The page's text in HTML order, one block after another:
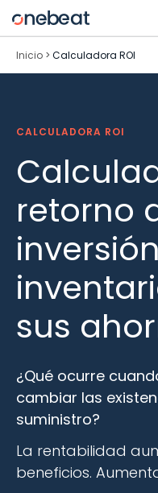
to
content
Inicio > Calculadora ROI
CALCULADORA ROI
retorno
sus
¿Qué ocurre
cambiar las
suministro?
La rentabilidad
beneficios.